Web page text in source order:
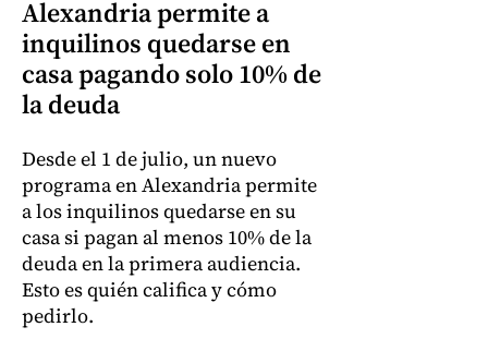
Alexandria permite a
inquilinos quedarse en
casa pagando solo 10% de
la deuda
Desde el 1 de julio, un nuevo
programa en Alexandria permite
a los inquilinos quedarse en su
casa si pagan al menos 10% de la
deuda en la primera audiencia.
Esto es quién califica y cómo
pedirlo.